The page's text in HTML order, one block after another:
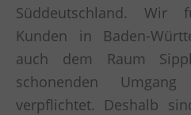
Süddeutschland. Wir
Kunden in Baden-
auch dem Raum
schonenden
verpflichtet. Deshalb